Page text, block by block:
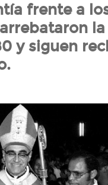
frente a
y siguen